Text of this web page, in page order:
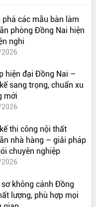
phá các mẫu bàn làm
phòng Đồng Nai hiện
nghi
hiện đại Đồng Nai –
sang trọng, chuẩn xu
mới
thi công nội thất
nhà hàng – giải pháp
chuyên nghiệp
sơ không cánh Đồng
lượng, phù hợp mọi